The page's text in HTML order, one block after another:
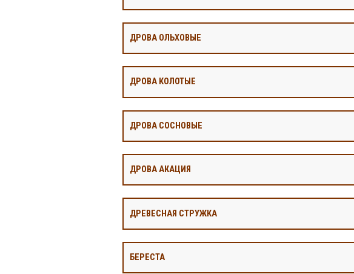
ДРОВА ОЛЬХОВЫЕ
ДРОВА КОЛОТЫЕ
ДРОВА СОСНОВЫЕ
ДРОВА АКАЦИЯ
ДРЕВЕСНАЯ СТРУЖКА
БЕРЕСТА